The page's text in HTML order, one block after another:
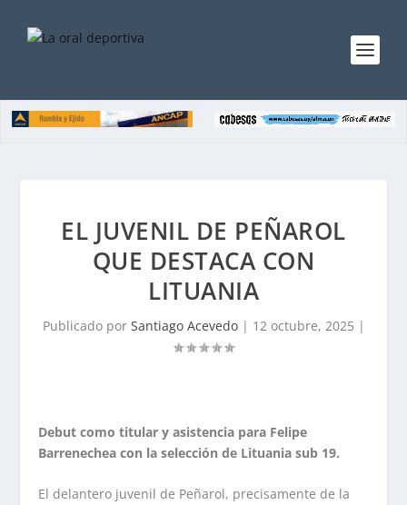
EL JUVENIL DE PEÑAROL
QUE DESTACA CON
LITUANIA
Publicado por Santiago Acevedo| 12 octubre, 2025 |
Debut como titular y asistencia para Felipe
Barrenechea con la selección de Lituania sub 19.
El delantero juvenil de Peñarol, precisamente de la